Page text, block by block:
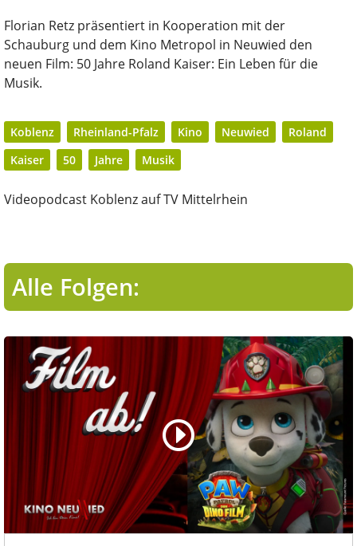
Florian Retz präsentiert in Kooperation mit der
Schauburg und dem Kino Metropol in Neuwied den
neuen Film: 50 Jahre Roland Kaiser: Ein Leben für die
Musik.
Koblenz Rheinland-Pfalz Kino Neuwied
Roland
Kaiser
50 Jahre Musik
Videopodcast Koblenz auf TV Mittelrhein
Alle Folgen: